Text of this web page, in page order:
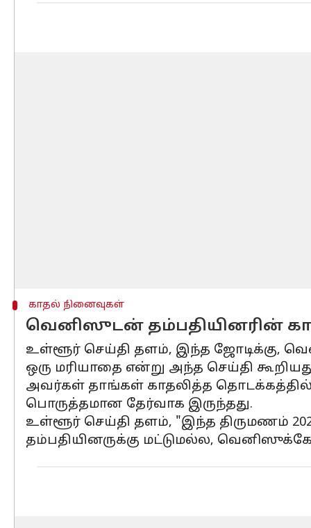
காதல் நினைவுகள்
வெனிஸுடன் தம்பதியினரின்
உள்ளூர் செய்தி தளம், இந்த ஜோடிக்கு,
ஒரு மரியாதை என்று அந்த செய்தி
அவர்கள் தாங்கள் காதலித்த தொடக்கத்தில்
பொருத்தமான தேர்வாக இருந்தது.
உள்ளூர் செய்தி தளம், "இந்த திருமணம்
தம்பதியினருக்கு மட்டுமல்ல,